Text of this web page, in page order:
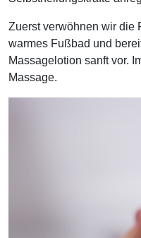
Zuerst verwöhnen wir die
warmes Fußbad und
Massagelotion sanft vor.
Massage.